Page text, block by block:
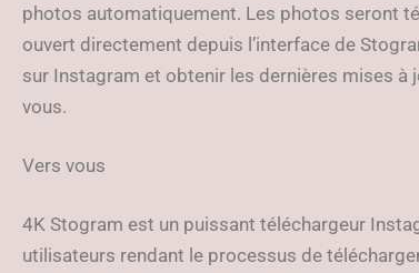
photos automatiquement. Les photos seront
ouvert directement depuis l’interface de
sur Instagram et obtenir les dernières mises
vous.
Vers vous
4K Stogram est un puissant téléchargeur
utilisateurs rendant le processus de